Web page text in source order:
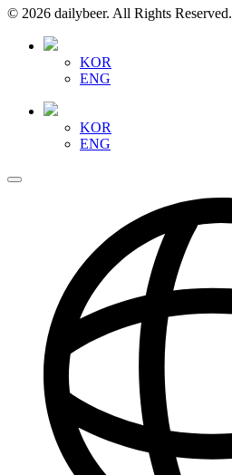
© 2026 dailybeer. All Rights Reserved.
KOR
ENG
KOR
ENG